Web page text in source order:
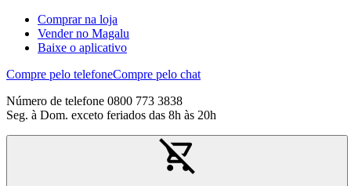
Comprar na loja
Vender no Magalu
Baixe o aplicativo
Compre pelo telefoneCompre pelo chat
Número de telefone 0800 773 3838
Seg. à Dom. exceto feriados das 8h às 20h